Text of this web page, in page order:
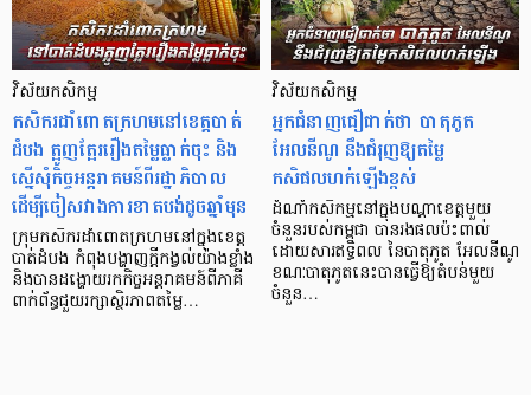
វិស័យកសិកម្ម
កសិករដាំពោតក្រហមនៅខេត្តបាត់
ដំបង ត្អូញត្អែររឿងតម្លៃធ្លាក់ចុះ និង
ស្នើសុំកិច្ចអន្តរាគមន៍ពីរដ្ឋាភិបាល
ដើម្បីចៀសវាងការខាតបង់ដូចឆ្នាំមុន
ក្រុមកសិករដាំពោតក្រហមនៅក្នុងខេត្ត
បាត់ដំបង កំពុងបង្ហាញក្តីកង្វល់យ៉ាងខ្លាំង
និងបានដង្ហោយរកកិច្ចអន្តរាគមន៍ពីភាគី
ពាក់ព័ន្ធជួយរក្សាស្ថិរភាពតម្លៃ…
វិស័យកសិកម្ម
អ្នកជំនាញជឿជាក់ថា បាតុភូត
អែលនីណូ នឹងជំរុញឱ្យតម្លៃ
កសិផលហក់ឡើងខ្ពស់
ដំណាំកសិកម្មនៅក្នុង​បណ្ដាខេត្តមួយ
ចំនួនរបស់កម្ពុជា បានរងផលប៉ះពាល់
ដោយសារឥទ្ធិពល នៃបាតុភូត អែលនីណូ
ខណៈបាតុភូតនេះបានធ្វើឱ្យតំបន់មួយ
ចំនួន…